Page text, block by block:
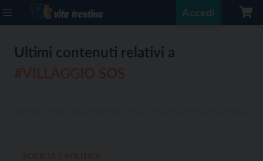
Accedi
Ultimi contenuti relativi a